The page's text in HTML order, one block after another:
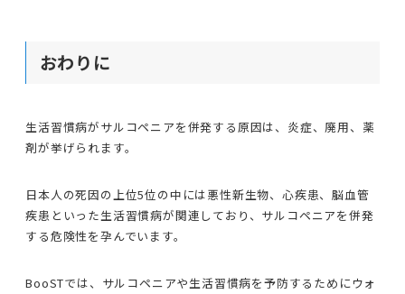
おわりに
生活習慣病がサルコペニアを併発する原因は、炎症、廃用、薬
剤が挙げられます。
日本人の死因の上位5位の中には悪性新生物、心疾患、脳血管
疾患といった生活習慣病が関連しており、サルコペニアを併発
する危険性を孕んでいます。
BooSTでは、サルコペニアや生活習慣病を予防するためにウォ